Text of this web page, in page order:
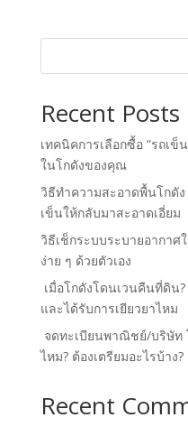
Recent Posts
เทคนิคการเลือกซื้อ “รถเ
ในโกดังของคุณ
วิธีทำความสะอาดพื้นโกดั
เข็นให้กลับมาสะอาดเอี่ยม
วิธีเช็กระบบระบายอากาศ
ง่าย ๆ ด้วยตัวเอง
เมื่อโกดังโดนเวนคืนที่ดิน?
และได้รับการเยียวยาไหม
จดทะเบียนพาณิชย์/บริษัท
ไหม? ต้องเตรียมอะไรบ้าง?
Recent